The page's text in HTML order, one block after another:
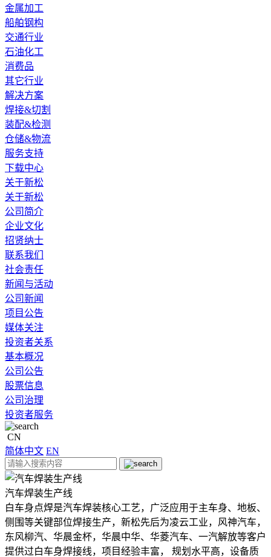
金属加工
船舶钢构
交通行业
石油化工
消费品
其它行业
解决方案
焊接&切割
装配&检测
仓储&物流
服务支持
下载中心
关于新松
关于新松
公司简介
企业文化
招贤纳士
联系我们
社会责任
新闻与活动
公司新闻
项目公告
媒体关注
投资者关系
基本概况
公司公告
股票信息
公司治理
投资者服务
CN
简体中文 EN
汽车焊装生产线
白车身点焊是汽车焊装核心工艺，广泛应用于主车身、地板、
侧围等关键部位焊接生产，新松先后为凌云工业，风神汽车，
东风柳汽、华晨金杯，华晨中华、华菱汽车、一汽解放等客户
提供过白车身焊接线，项目经验丰富， 规划水平高，设备质